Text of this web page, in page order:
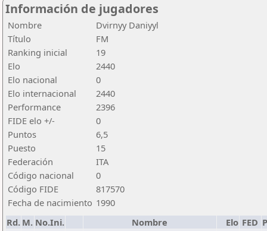
Información de jugadores
Nombre
Dvirnyy Daniyyl
Título
FM
Ranking inicial
19
Elo
2440
Elo nacional
0
Elo internacional
2440
Performance
2396
FIDE elo +/-
0
Puntos
6,5
Puesto
15
Federación
ITA
Código nacional
0
Código FIDE
817570
Fecha de nacimiento 1990
Rd. M. No.Ini. Nombre Elo FED